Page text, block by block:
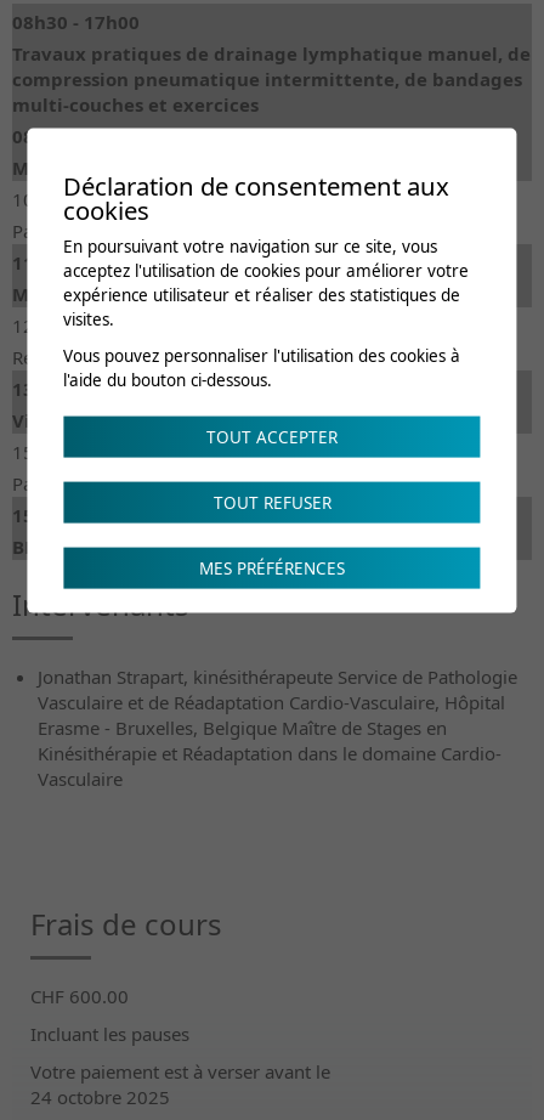
08h30 - 17h00
Travaux pratiques de drainage lymphatique manuel, de
compression pneumatique intermittente, de bandages
multi-couches et exercices
08h30 - 10h30
Membre supérieur
10h30 - 11h00
Pause-café
11h00 - 12h30
Membre inférieur
12h30 - 13h30
Repas
13h30 - 15h00
Visage
15h00 - 15h30
Pause-café
15h30 - 17h00
BMC (bandages multi-couches) + exercices
Intervenants
Jonathan Strapart, kinésithérapeute Service de Pathologie
Vasculaire et de Réadaptation Cardio-Vasculaire, Hôpital
Erasme - Bruxelles, Belgique Maître de Stages en
Kinésithérapie et Réadaptation dans le domaine Cardio-
Vasculaire
Frais de cours
CHF 600.00
Incluant les pauses
Votre paiement est à verser avant le
24 octobre 2025
Déclaration de consentement aux
cookies
En poursuivant votre navigation sur ce site, vous
acceptez l'utilisation de cookies pour améliorer votre
expérience utilisateur et réaliser des statistiques de
visites.
Vous pouvez personnaliser l'utilisation des cookies à
l'aide du bouton ci-dessous.
TOUT ACCEPTER
TOUT REFUSER
MES PRÉFÉRENCES